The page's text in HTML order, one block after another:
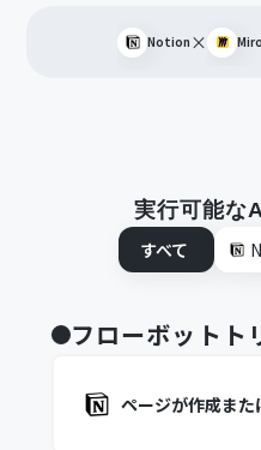
Notion × Miro
実行可能な
すべて
フローボットト
ページが作成また